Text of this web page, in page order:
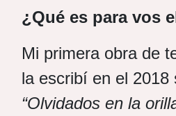
¿Qué es para vos
Mi primera obra de
la escribí en el 2018
“Olvidados en la